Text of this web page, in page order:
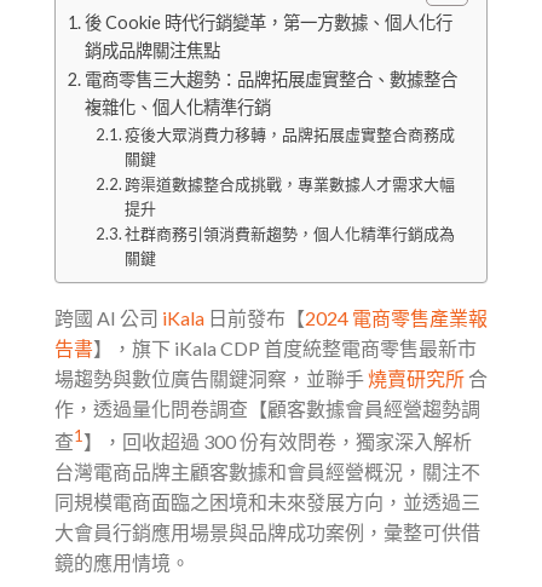
後 Cookie 時代行銷變革，第一方數據、個人化行
銷成品牌關注焦點
電商零售三大趨勢：品牌拓展虛實整合、數據整合
複雜化、個人化精準行銷
疫後大眾消費力移轉，品牌拓展虛實整合商務成
關鍵
跨渠道數據整合成挑戰，專業數據人才需求大幅
提升
社群商務引領消費新趨勢，個人化精準行銷成為
關鍵
跨國 AI 公司 iKala 日前發布【2024 電商零售產業報
告書】，旗下 iKala CDP 首度統整電商零售最新市
場趨勢與數位廣告關鍵洞察，並聯手燒賣研究所 合
作，透過量化問卷調查【顧客數據會員經營趨勢調
查1 】，回收超過 300 份有效問卷，獨家深入解析
台灣電商品牌主顧客數據和會員經營概況，關注不
同規模電商面臨之困境和未來發展方向，並透過三
大會員行銷應用場景與品牌成功案例，彙整可供借
鏡的應用情境。